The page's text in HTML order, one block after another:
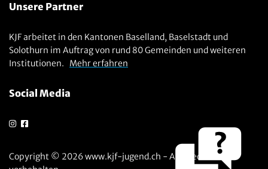
Unsere Partner
KJF arbeitet in den Kantonen Baselland, Baselstadt und
Solothurn im Auftrag von rund 80 Gemeinden und weiteren
Institutionen. Mehr erfahren
Social Media
Copyright © 2026 www.kjf-jugend.ch - Alle Rechte